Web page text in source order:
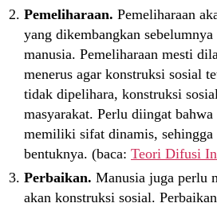
Pemeliharaan. Pemeliharaan
yang dikembangkan
manusia. Pemeliharaan mesti
menerus agar konstruksi sosial
tidak dipelihara, konstruksi
masyarakat. Perlu diingat
memiliki sifat dinamis, sehingga
bentuknya. (baca: Teori Difusi
Perbaikan. Manusia juga perlu
akan konstruksi sosial.